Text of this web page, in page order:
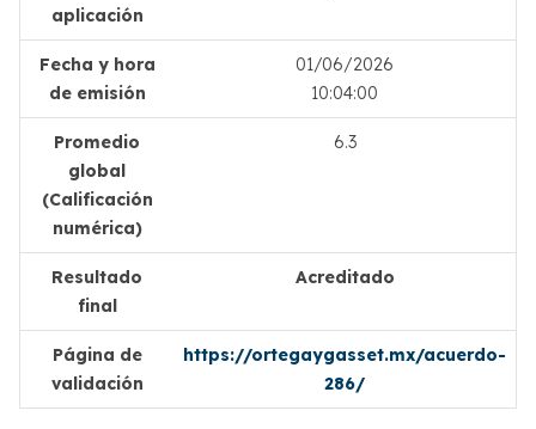
aplicación
Fecha y hora
de emisión
01/06/2026
10:04:00
Promedio
global
(Calificación
numérica)
6.3
Resultado
final
Acreditado
Página de
validación
https://ortegaygasset.mx/acuerdo-
286/